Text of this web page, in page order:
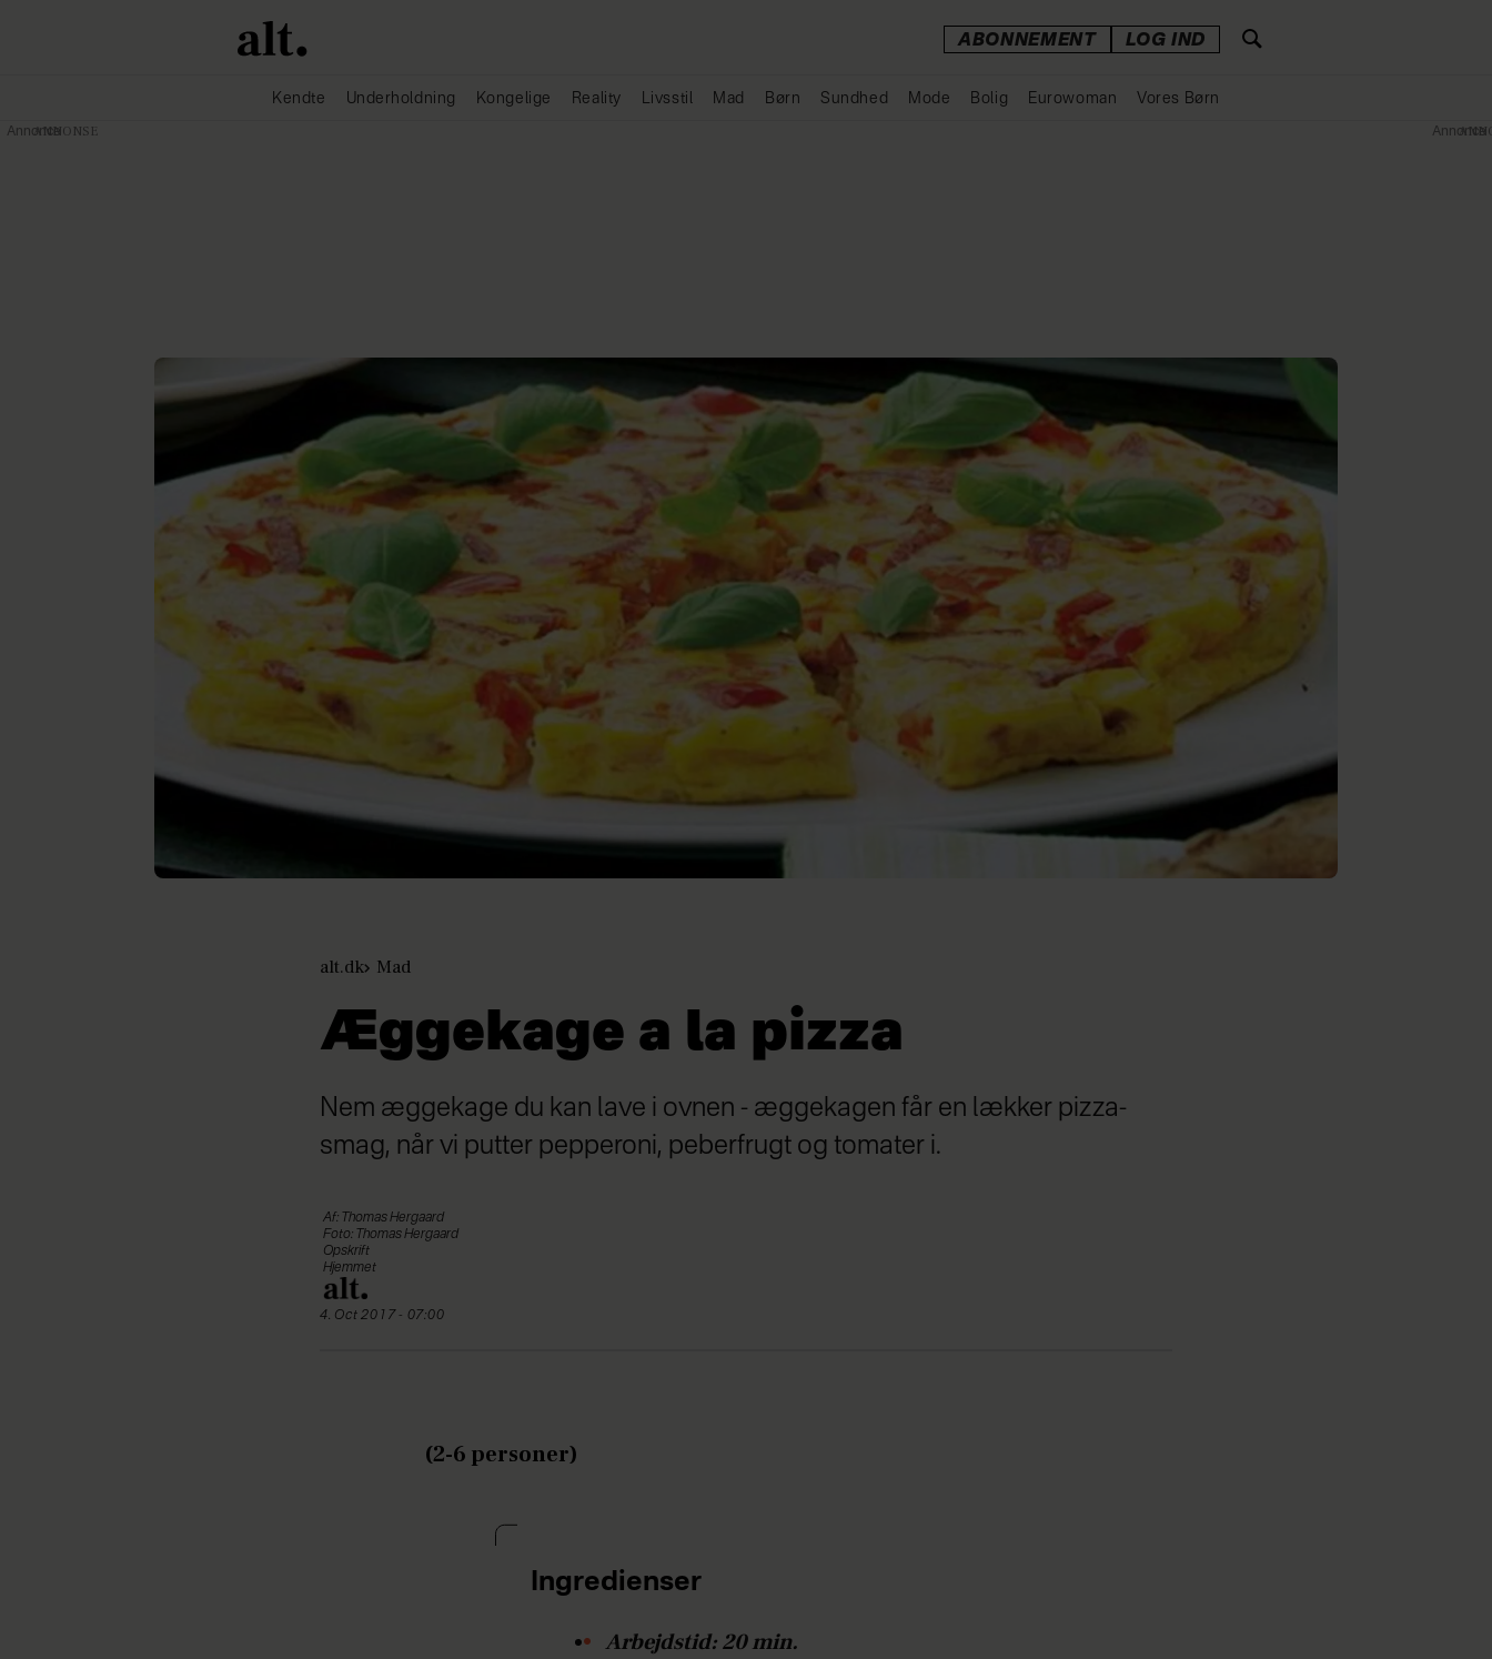
ABONNEMENT LOG IND
Kendte Underholdning Kongelige Reality Livsstil Mad Børn Sundhed Mode Bolig Eurowoman Vores Børn
alt.dk Mad
Æggekage a la pizza
Nem æggekage du kan lave i ovnen - æggekagen får en lækker pizza-
smag, når vi putter pepperoni, peberfrugt og tomater i.
Af: Thomas Hergaard
Foto: Thomas Hergaard
Opskrift
Hjemmet
4. Oct 2017 - 07:00
(2-6 personer)
Ingredienser
Arbejdstid: 20 min.
Annonce Annonce